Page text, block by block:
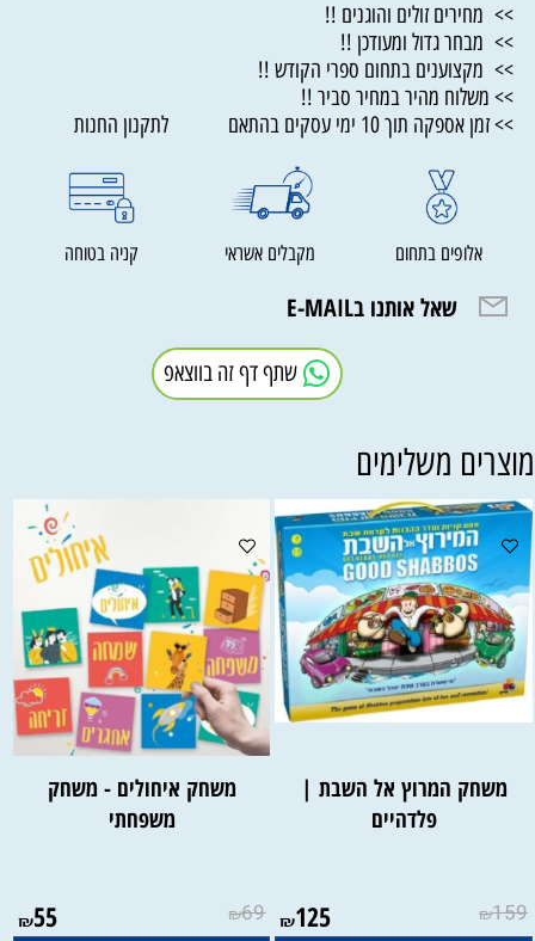
>> מחירים זולים והוגנים !!
>> מבחר גדול ומעודכן !!
>> מקצוענים בתחום ספרי הקודש !!
>> משלוח מהיר במחיר סביר !!
>> זמן אספקה תוך 10 ימי עסקים בהתאם לתקנון החנות
אלופים בתחום מקבלים אשראי קניה בטוחה
שאל אותנו בE-MAIL
שתף דף זה בווצאפ
משלימים
משחק המרוץ אל השבת |
פלדהיים
₪159
₪125
משחק איחולים - משחק
משפחתי
₪69
₪55